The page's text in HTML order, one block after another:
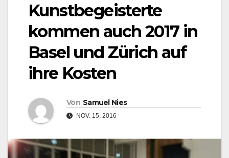
Kunstbegeisterte
kommen auch 2017 in
Basel und Zürich auf
ihre Kosten
Von Samuel Nies
NOV. 15, 2016